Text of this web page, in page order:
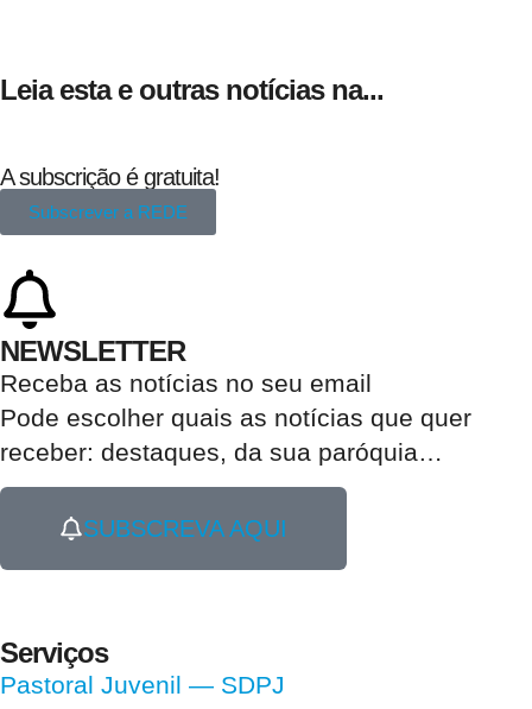
Leia esta e outras notícias na...
A subscrição é gratuita!
Subscrever a REDE
NEWSLETTER
Receba as notícias no seu email​
Pode escolher quais as notícias que quer
receber: destaques, da sua paróquia…
SUBSCREVA AQUI
Serviços
Pastoral Juvenil — SDPJ